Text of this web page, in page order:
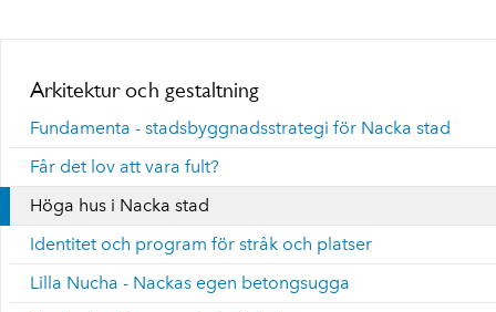
Arkitektur och gestaltning
Fundamenta - stadsbyggnadsstrategi för Nacka stad
Får det lov att vara fult?
Höga hus i Nacka stad
Identitet och program för stråk och platser
Lilla Nucha - Nackas egen betongsugga